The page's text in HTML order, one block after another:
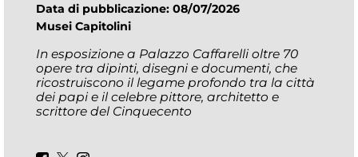
Data di pubblicazione: 08/07/2026
Musei Capitolini
In esposizione a Palazzo Caffarelli oltre 70
opere tra dipinti, disegni e documenti, che
ricostruiscono il legame profondo tra la città
dei papi e il celebre pittore, architetto e
scrittore del Cinquecento